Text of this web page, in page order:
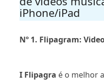
iPhone/iPad
Nº 1. Flipagram:
I Flipagra é o melhor